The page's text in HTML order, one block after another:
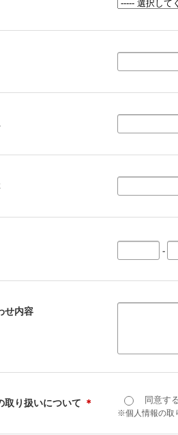
-
せ内容
取り扱いについて ＊ 同意す
※個人情報の取